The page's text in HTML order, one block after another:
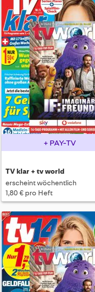
+ PAY-TV
TV klar + tv world
erscheint wöchentlich
1,80 € pro Heft